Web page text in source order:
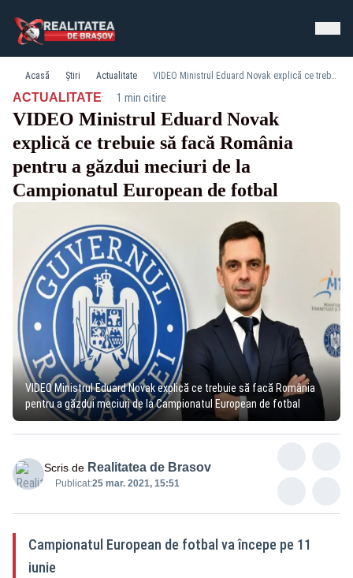
Acasă Știri Actualitate VIDEO Ministrul Eduard Novak explică ce trebuie să facă România pentru a găzdui meciuri de la Campionatul European de fotbal
ACTUALITATE· 1 min citire
VIDEO Ministrul Eduard Novak
explică ce trebuie să facă România
pentru a găzdui meciuri de la
Campionatul European de fotbal
VIDEO Ministrul Eduard Novak explică ce trebuie să facă România
pentru a găzdui meciuri de la Campionatul European de fotbal
Scris de Realitatea de Brasov
Publicat:25 mar. 2021, 15:51
Campionatul European de fotbal va începe pe 11
iunie